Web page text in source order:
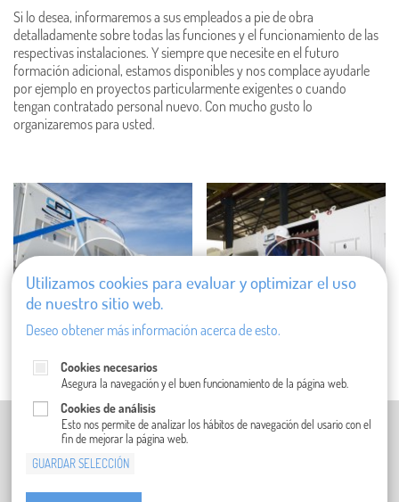
Si lo desea, informaremos a sus empleados a pie de obra
detalladamente sobre todas las funciones y el funcionamiento de las
respectivas instalaciones. Y siempre que necesite en el futuro
formación adicional, estamos disponibles y nos complace ayudarle
por ejemplo en proyectos particularmente exigentes o cuando
tengan contratado personal nuevo. Con mucho gusto lo
organizaremos para usted.
PIE DE IMPRENTA (EN ALEMÁN)
POLÍTICA DE PRIVACIDAD (EN INGLÉS)
CONDICIONES GENERALES
CONTACTO
Utilizamos cookies para evaluar y optimizar el uso
de nuestro sitio web.
Deseo obtener más información acerca de esto.
Cookies necesarios
Asegura la navegación y el buen funcionamiento de la página web.
Cookies de análisis
Esto nos permite de analizar los hábitos de navegación del usario con el
fin de mejorar la página web.
GUARDAR SELECCIÓN